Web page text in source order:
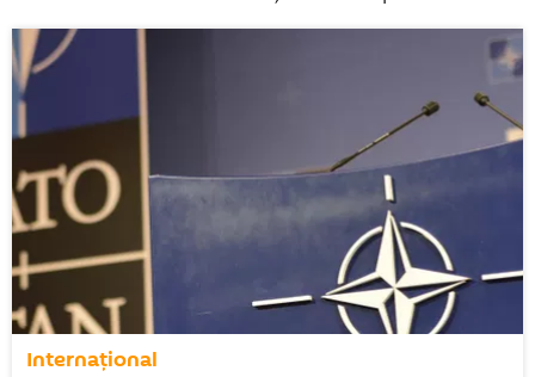
Internațional